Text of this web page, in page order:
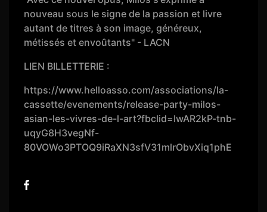
nouveau sous le signe de la passion et livre
autant de titres à son image, généreux,
métissés et envoûtants" - LACN
LIEN BILLETTERIE :
https://www.helloasso.com/associations/la-
cassette/evenements/release-party-milos-
asian-les-vivres-de-l-art?fbclid=IwAR2kP-tnb-
uqyG8H3vegNf-
80VOWo3PTOQ9iRaXN3sfV31mlrObvXiq1phE